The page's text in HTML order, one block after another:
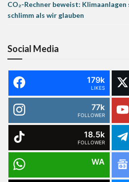
CO₂-Rechner beweist:
schlimm als wir glauben
Social Media
179k
LIKES
77k
FOLLOWER
18.5k
FOLLOWER
WA